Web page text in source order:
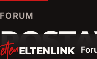
ELTENLINK
FORUM